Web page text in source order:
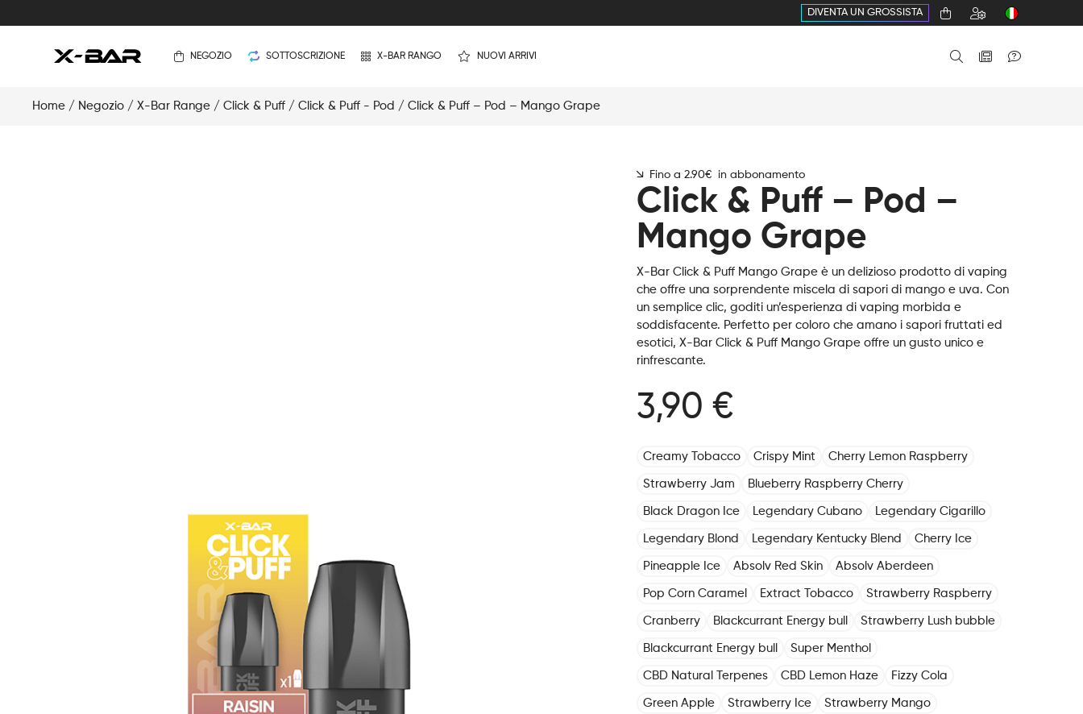
DIVENTA UN GROSSISTA
NEGOZIO SOTTOSCRIZIONE X-BAR RANGO NUOVI ARRIVI
Home / Negozio / X-Bar Range / Click & Puff / Click & Puff - Pod / Click & Puff – Pod – Mango Grape
Fino a 2.90€ in abbonamento
Click & Puff – Pod –
Mango Grape
X-Bar Click & Puff Mango Grape è un delizioso prodotto di vaping
che offre una sorprendente miscela di sapori di mango e uva. Con
un semplice clic, goditi un’esperienza di vaping morbida e
soddisfacente. Perfetto per coloro che amano i sapori fruttati ed
esotici, X-Bar Click & Puff Mango Grape offre un gusto unico e
rinfrescante.
3,90 €
Creamy Tobacco Crispy Mint Cherry Lemon Raspberry
Strawberry Jam Blueberry Raspberry Cherry
Black Dragon Ice Legendary Cubano Legendary Cigarillo
Legendary Blond Legendary Kentucky Blend Cherry Ice
Pineapple Ice Absolv Red Skin Absolv Aberdeen
Pop Corn Caramel Extract Tobacco Strawberry Raspberry
Cranberry Blackcurrant Energy bull Strawberry Lush bubble
Blackcurrant Energy bull Super Menthol
CBD Natural Terpenes CBD Lemon Haze Fizzy Cola
Green Apple Strawberry Ice Strawberry Mango